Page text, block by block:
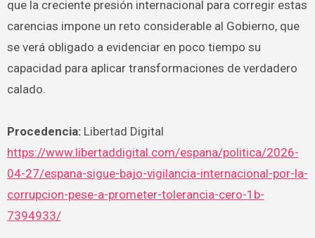
que la creciente presión internacional para corregir estas
carencias impone un reto considerable al Gobierno, que
se verá obligado a evidenciar en poco tiempo su
capacidad para aplicar transformaciones de verdadero
calado.
Procedencia: Libertad Digital
https://www.libertaddigital.com/espana/politica/2026-
04-27/espana-sigue-bajo-vigilancia-internacional-por-la-
corrupcion-pese-a-prometer-tolerancia-cero-1b-
7394933/